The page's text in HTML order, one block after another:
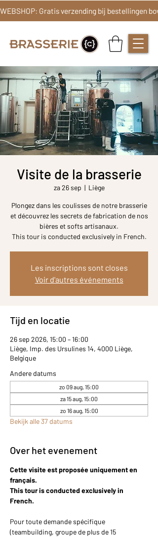
Visite de la brasserie
za 26 sep
  |
Liège
Plongez dans les coulisses de notre brasserie
et découvrez les secrets de fabrication de nos
bières et softs artisanaux.
This tour is conducted exclusively in French.
Les inscriptions sont closes
Voir d'autres événements
Tijd en locatie
26 sep 2026, 15:00 – 16:00
Liège, Imp. des Ursulines 14, 4000 Liège,
Belgique
Andere datums
zo 09 aug, 15:00
za 15 aug, 15:00
zo 16 aug, 15:00
Bekijk alle 37 datums
Over het evenement
Cette visite est proposée uniquement en
français.
This tour is conducted exclusively in
French.
Pour toute demande spécifique
(teambuilding, groupe de plus de 15